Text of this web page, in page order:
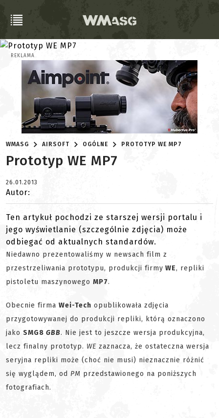
REKLAMA
WMASG AIRSOFT OGÓLNE PROTOTYP WE MP7
Prototyp WE MP7
26.01.2013
Autor:
Ten artykuł pochodzi ze starszej wersji portalu i
jego wyświetlanie (szczególnie zdjęcia) może
odbiegać od aktualnych standardów.
Niedawno prezentowaliśmy w newsach film z
przestrzeliwania prototypu, produkcji firmy WE, repliki
pistoletu maszynowego MP7.
Obecnie firma Wei-Tech opublikowała zdjęcia
przygotowywanej do produkcji repliki, którą oznaczono
jako SMG8 GBB. Nie jest to jeszcze wersja produkcyjna,
lecz finalny prototyp. WE zaznacza, że ostateczna wersja
seryjna repliki może (choć nie musi) nieznacznie różnić
się wyglądem, od PM przedstawionego na poniższych
fotografiach.